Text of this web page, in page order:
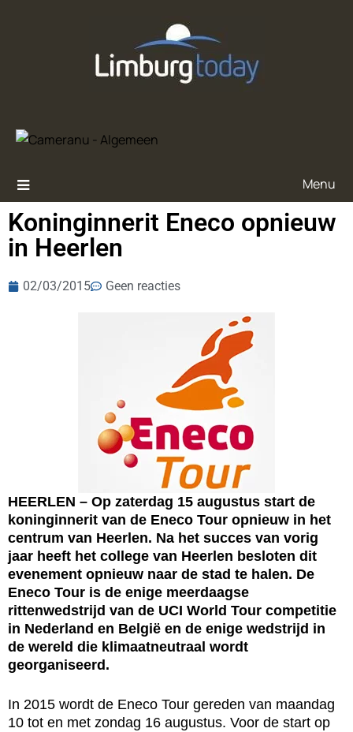
Menu
Koninginnerit Eneco opnieuw
in Heerlen
02/03/2015 Geen reacties
HEERLEN – Op zaterdag 15 augustus start de
koninginnerit van de Eneco Tour opnieuw in het
centrum van Heerlen. Na het succes van vorig
jaar heeft het college van Heerlen besloten dit
evenement opnieuw naar de stad te halen. De
Eneco Tour is de enige meerdaagse
rittenwedstrijd van de UCI World Tour competitie
in Nederland en België en de enige wedstrijd in
de wereld die klimaatneutraal wordt
georganiseerd.
In 2015 wordt de Eneco Tour gereden van maandag
10 tot en met zondag 16 augustus. Voor de start op